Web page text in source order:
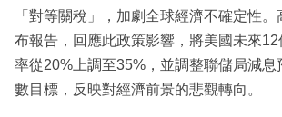
「對等關稅」，加劇全球經濟不確定性
布報告，回應此政策影響，將美國未來
率從20%上調至35%，並調整聯儲局減息
數目標，反映對經濟前景的悲觀轉向。